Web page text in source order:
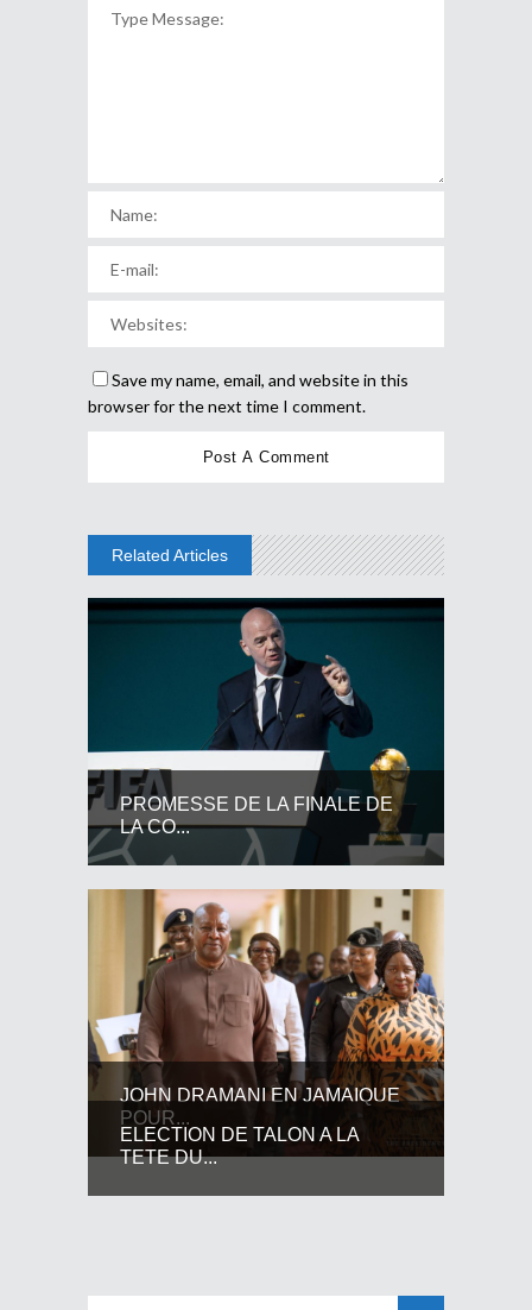
Save my name, email, and website in this
browser for the next time I comment.
Related Articles
PROMESSE DE LA FINALE DE
LA CO...
JOHN DRAMANI EN JAMAIQUE
POUR...
ELECTION DE TALON A LA
TETE DU...